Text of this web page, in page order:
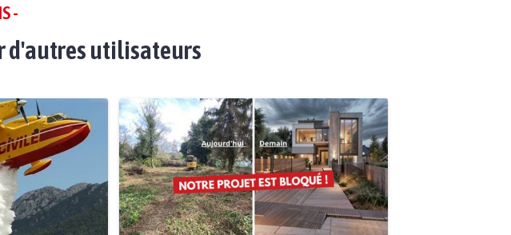
-
d'autres utilisateurs